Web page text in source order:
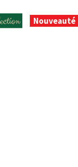
Nouveauté